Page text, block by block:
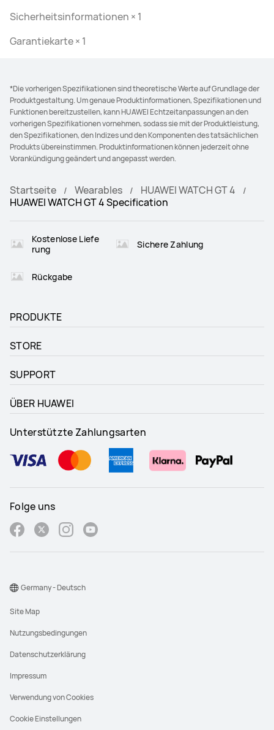
Sicherheitsinformationen × 1
Garantiekarte × 1
*Die vorherigen Spezifikationen sind theoretische Werte auf Grundlage der
Produktgestaltung. Um genaue Produktinformationen, Spezifikationen und
Funktionen bereitzustellen, kann HUAWEI Echtzeitanpassungen an den
vorherigen Spezifikationen vornehmen, sodass sie mit der Produktleistung,
den Spezifikationen, den Indizes und den Komponenten des tatsächlichen
Produkts übereinstimmen. Produktinformationen können jederzeit ohne
Vorankündigung geändert und angepasst werden.
Startseite Wearables
HUAWEI WATCH GT 4
HUAWEI WATCH GT 4 Specification
Kostenlose Liefe
rung
Sichere Zahlung
Rückgabe
PRODUKTE
STORE
SUPPORT
ÜBER HUAWEI
Unterstützte Zahlungsarten
Folge uns
Site Map
Nutzungsbedingungen
Datenschutzerklärung
Impressum
Verwendung von Cookies
Cookie Einstellungen
Germany - Deutsch